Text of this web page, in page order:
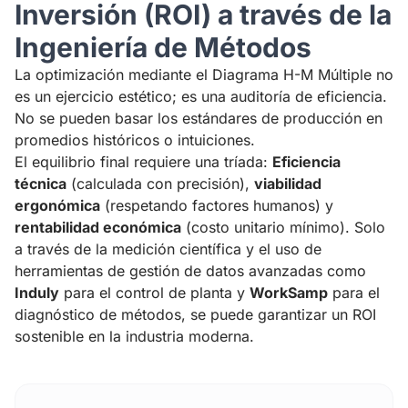
Inversión (ROI) a través de la
Ingeniería de Métodos
La optimización mediante el Diagrama H-M Múltiple no
es un ejercicio estético; es una auditoría de eficiencia.
No se pueden basar los estándares de producción en
promedios históricos o intuiciones.
El equilibrio final requiere una tríada: Eficiencia
técnica (calculada con precisión), viabilidad
ergonómica (respetando factores humanos) y
rentabilidad económica (costo unitario mínimo). Solo
a través de la medición científica y el uso de
herramientas de gestión de datos avanzadas como
Induly para el control de planta y WorkSamp para el
diagnóstico de métodos, se puede garantizar un ROI
sostenible en la industria moderna.